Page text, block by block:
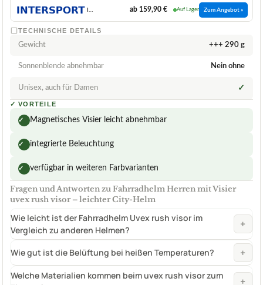
ab 159,90 € Auf Lager Zum Angebot »
TECHNISCHE DETAILS
Gewicht +++ 290 g
Sonnenblende abnehmbar Nein ohne
Unisex, auch für Damen ✓
✓ VORTEILE
✓ Magnetisches Visier leicht abnehmbar
✓ integrierte Beleuchtung
✓ verfügbar in weiteren Farbvarianten
Fragen und Antworten zu Fahrradhelm Herren mit Visier
uvex rush visor – leichter City-Helm
Wie leicht ist der Fahrradhelm Uvex rush visor im
Vergleich zu anderen Helmen?
+
Wie gut ist die Belüftung bei heißen Temperaturen? +
Welche Materialien kommen beim uvex rush visor zum
+